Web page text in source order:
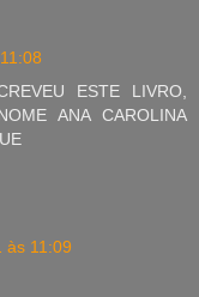
ESTE LIVRO,
ANA CAROLINA
às 11:09